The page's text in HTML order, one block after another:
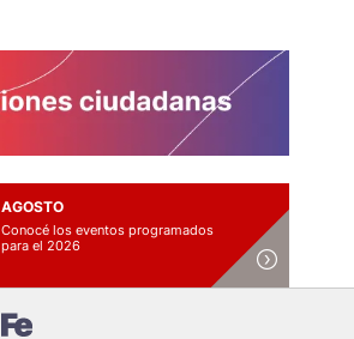
AGOSTO
Conocé los eventos programados
para el 2026